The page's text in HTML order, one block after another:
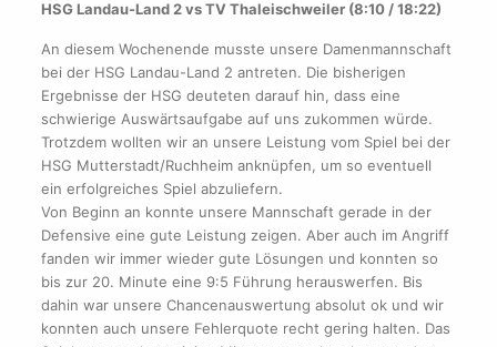
HSG Landau-Land 2 vs TV Thaleischweiler (8:10 / 18:22)
An diesem Wochenende musste unsere Damenmannschaft
bei der HSG Landau-Land 2 antreten. Die bisherigen
Ergebnisse der HSG deuteten darauf hin, dass eine
schwierige Auswärtsaufgabe auf uns zukommen würde.
Trotzdem wollten wir an unsere Leistung vom Spiel bei der
HSG Mutterstadt/Ruchheim anknüpfen, um so eventuell
ein erfolgreiches Spiel abzuliefern.
Von Beginn an konnte unsere Mannschaft gerade in der
Defensive eine gute Leistung zeigen. Aber auch im Angriff
fanden wir immer wieder gute Lösungen und konnten so
bis zur 20. Minute eine 9:5 Führung herauswerfen. Bis
dahin war unsere Chancenauswertung absolut ok und wir
konnten auch unsere Fehlerquote recht gering halten. Das